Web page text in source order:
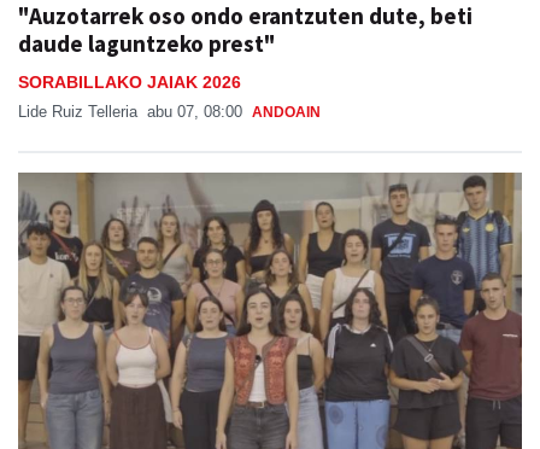
"Auzotarrek oso ondo erantzuten dute, beti
daude laguntzeko prest"
SORABILLAKO JAIAK 2026
Lide Ruiz Telleria abu 07, 08:00 ANDOAIN